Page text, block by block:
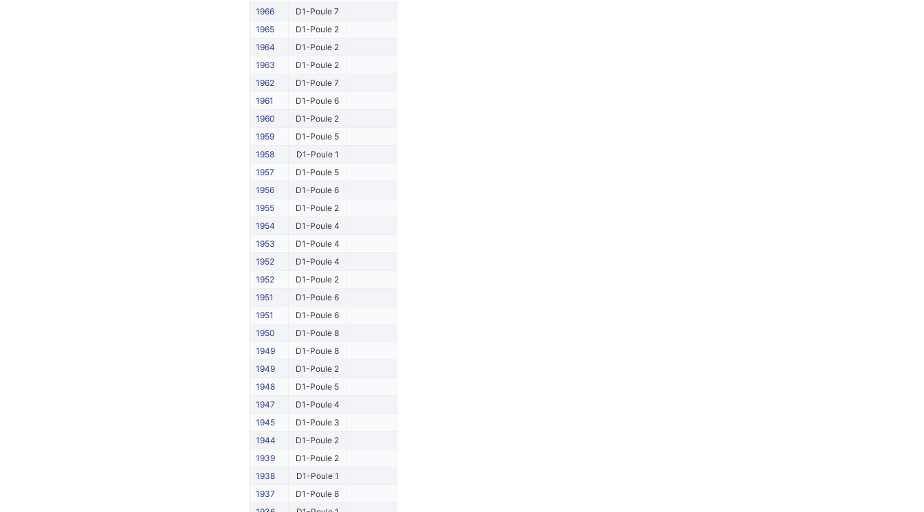
1966
D1-Poule 7
1965
D1-Poule 2
1964
D1-Poule 2
1963
D1-Poule 2
1962
D1-Poule 7
1961
D1-Poule 6
1960
D1-Poule 2
1959
D1-Poule 5
1958
D1-Poule 1
1957
D1-Poule 5
1956
D1-Poule 6
1955
D1-Poule 2
1954
D1-Poule 4
1953
D1-Poule 4
1952
D1-Poule 4
1952
D1-Poule 2
1951
D1-Poule 6
1951
D1-Poule 6
1950
D1-Poule 8
1949
D1-Poule 8
1949
D1-Poule 2
1948
D1-Poule 5
1947
D1-Poule 4
1945
D1-Poule 3
1944
D1-Poule 2
1939
D1-Poule 2
1938
D1-Poule 1
1937
D1-Poule 8